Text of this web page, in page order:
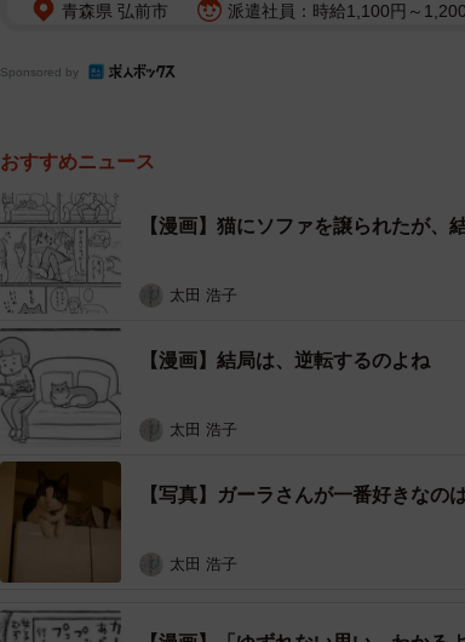
青森県 弘前市 派遣社員：時給1,100円～
Sponsored by
おすすめニュース
【漫画】猫にソファを譲られたが、
太田 浩子
【漫画】結局は、逆転するのよね
太田 浩子
【写真】ガーラさんが一番好きなの
太田 浩子